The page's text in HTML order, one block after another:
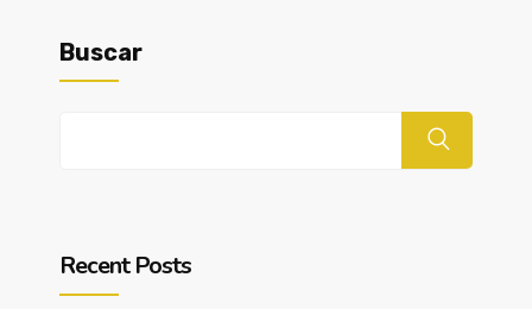
Buscar
Recent Posts